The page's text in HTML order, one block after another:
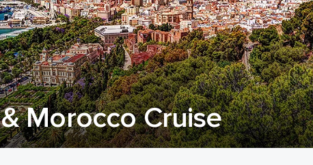
Morocco Cruise